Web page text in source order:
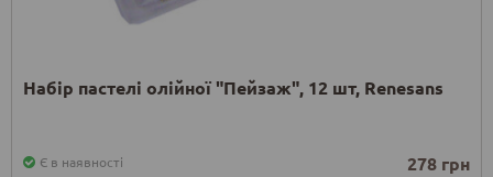
Набір пастелі олійної "Пейзаж", 12 шт, Renesans
Є в наявності 278 грн